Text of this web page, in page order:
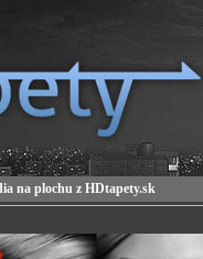
na plochu z HDtapety.sk